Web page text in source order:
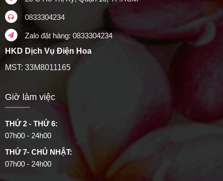
0833304234
Zalo đặt hàng: 0833304234
HKD Dịch Vụ Điện Hoa
MST: 33M8011165
Giờ làm việc
THỨ 2 - THỨ 6:
07h00 - 24h00
THỨ 7- CHỦ NHẬT:
07h00 - 24h00